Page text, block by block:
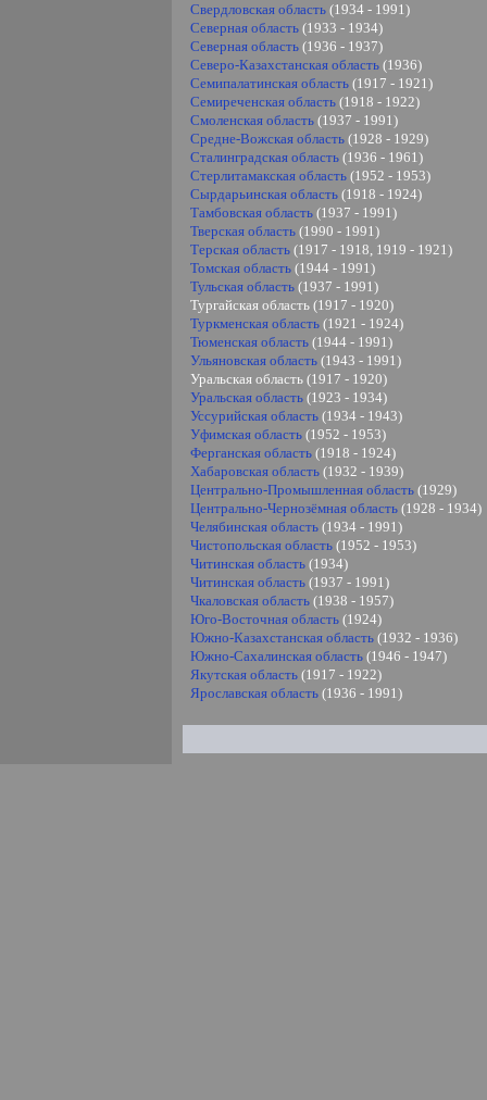
Свердловская область (1934 - 1991)
Северная область (1933 - 1934)
Северная область (1936 - 1937)
Северо-Казахстанская область (1936)
Семипалатинская область (1917 - 1921)
Семиреченская область (1918 - 1922)
Смоленская область (1937 - 1991)
Средне-Вожская область (1928 - 1929)
Сталинградская область (1936 - 1961)
Стерлитамакская область (1952 - 1953)
Сырдарьинская область (1918 - 1924)
Тамбовская область (1937 - 1991)
Тверская область (1990 - 1991)
Терская область (1917 - 1918, 1919 - 1921)
Томская область (1944 - 1991)
Тульская область (1937 - 1991)
Тургайская область (1917 - 1920)
Туркменская область (1921 - 1924)
Тюменская область (1944 - 1991)
Ульяновская область (1943 - 1991)
Уральская область (1917 - 1920)
Уральская область (1923 - 1934)
Уссурийская область (1934 - 1943)
Уфимская область (1952 - 1953)
Ферганская область (1918 - 1924)
Хабаровская область (1932 - 1939)
Центрально-Промышленная область (1929)
Центрально-Чернозёмная область (1928 - 1934)
Челябинская область (1934 - 1991)
Чистопольская область (1952 - 1953)
Читинская область (1934)
Читинская область (1937 - 1991)
Чкаловская область (1938 - 1957)
Юго-Восточная область (1924)
Южно-Казахстанская область (1932 - 1936)
Южно-Сахалинская область (1946 - 1947)
Якутская область (1917 - 1922)
Ярославская область (1936 - 1991)